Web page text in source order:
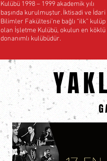
Kulübü 1998 – 1999 akademik yılı
başında kurulmuştur. İktisadi ve İdari
Bilimler Fakültesi’ne bağlı “ilk” kulüp
olan İşletme Kulübü, okulun en köklü
donanımlı kulübüdür.